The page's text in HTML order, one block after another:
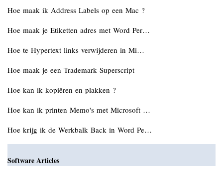
Hoe maak ik Address Labels op een Mac ?
Hoe maak je Etiketten adres met Word Per…
Hoe te Hypertext links verwijderen in Mi…
Hoe maak je een Trademark Superscript
Hoe kan ik kopiëren en plakken ?
Hoe kan ik printen Memo's met Microsoft …
Hoe krijg ik de Werkbalk Back in Word Pe…
Software Articles